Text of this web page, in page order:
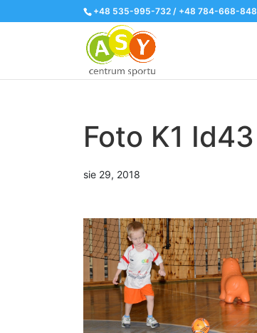
+48 535-995-732 / +48 784-668-848
Foto K1 Id43
sie 29, 2018